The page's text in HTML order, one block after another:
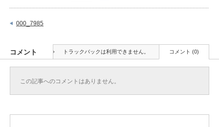
000_7985
コメント トラックバックは利用できません。 コメント (0)
この記事へのコメントはありません。